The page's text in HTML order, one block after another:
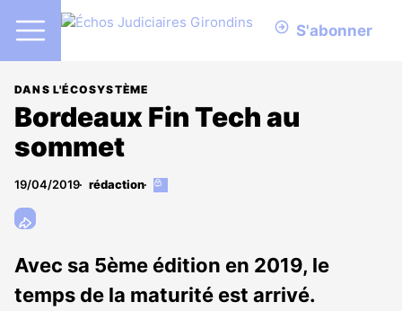
S'abonner
DANS L'ÉCOSYSTÈME
Bordeaux Fin Tech au
sommet
19/04/2019 rédaction
Cet
aux
abonnés
Avec sa 5ème édition en 2019, le
temps de la maturité est arrivé.